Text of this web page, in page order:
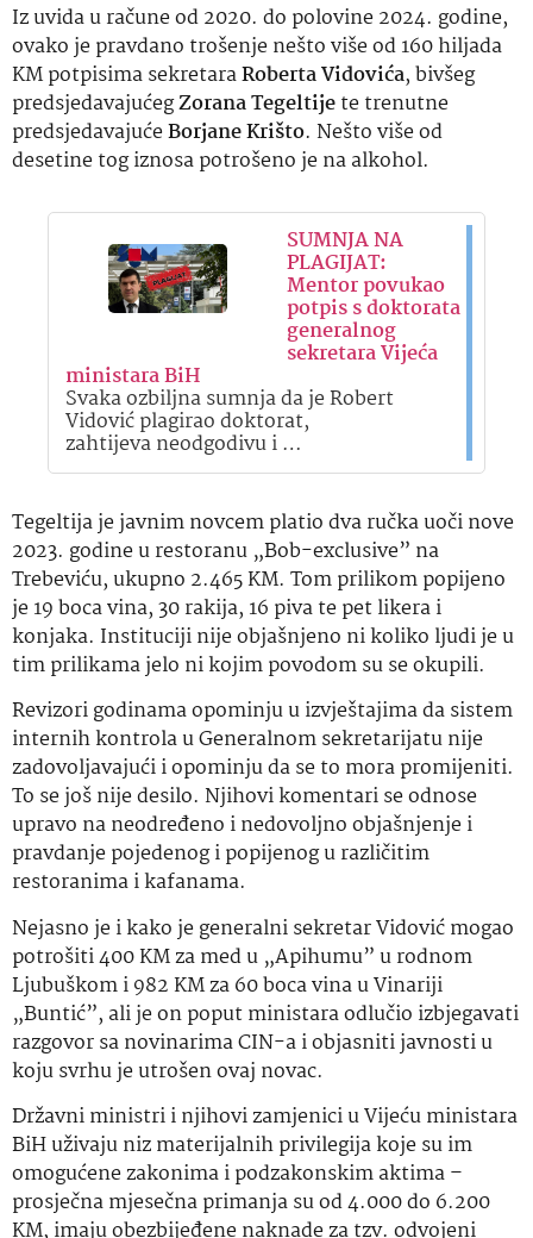
Iz uvida u račune od 2020. do polovine 2024. godine,
ovako je pravdano trošenje nešto više od 160 hiljada
KM potpisima sekretaraRoberta Vidovića, bivšeg
predsjedavajućegZorana Tegeltijete trenutne
predsjedavajućeBorjane Krišto. Nešto više od
desetine tog iznosa potrošeno je na alkohol.
SUMNJA NA
PLAGIJAT:
Mentor povukao
potpis s doktorata
generalnog
sekretara Vijeća
ministara BiH
Svaka ozbiljna sumnja da je Robert
Vidović plagirao doktorat,
zahtijeva neodgodivu i …
Tegeltija je javnim novcem platio dva ručka uoči nove
2023. godine u restoranu „Bob-exclusive” na
Trebeviću, ukupno 2.465 KM. Tom prilikom popijeno
je 19 boca vina, 30 rakija, 16 piva te pet likera i
konjaka. Instituciji nije objašnjeno ni koliko ljudi je u
tim prilikama jelo ni kojim povodom su se okupili.
Revizori godinama opominju u izvještajima da sistem
internih kontrola u Generalnom sekretarijatu nije
zadovoljavajući i opominju da se to mora promijeniti.
To se još nije desilo. Njihovi komentari se odnose
upravo na neodređeno i nedovoljno objašnjenje i
pravdanje pojedenog i popijenog u različitim
restoranima i kafanama.
Nejasno je i kako je generalni sekretar Vidović mogao
potrošiti 400 KM za med u „Apihumu” u rodnom
Ljubuškom i 982 KM za 60 boca vina u Vinariji
„Buntić”, ali je on poput ministara odlučio izbjegavati
razgovor sa novinarima CIN-a i objasniti javnosti u
koju svrhu je utrošen ovaj novac.
Državni ministri i njihovi zamjenici u Vijeću ministara
BiH uživaju niz materijalnih privilegija koje su im
omogućene zakonima i podzakonskim aktima –
prosječna mjesečna primanja su od 4.000 do 6.200
KM, imaju obezbijeđene naknade za tzv. odvojeni